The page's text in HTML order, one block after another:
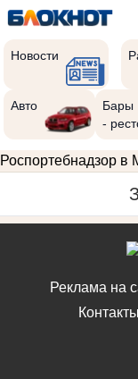
Новости
Авто
Бары
-
Роспортебнадзор в
Реклама на
Контакты